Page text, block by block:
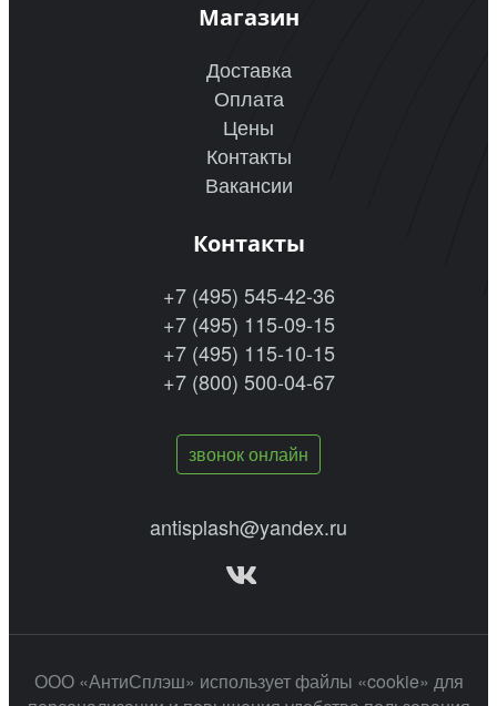
Магазин
Доставка
Оплата
Цены
Контакты
Вакансии
Контакты
+7 (495) 545-42-36
+7 (495) 115-09-15
+7 (495) 115-10-15
+7 (800) 500-04-67
звонок онлайн
antisplash@yandex.ru
ООО «АнтиСплэш» использует файлы «cookie» для